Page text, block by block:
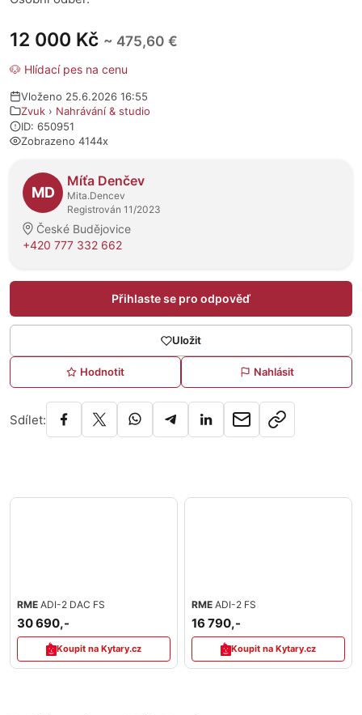
12 000 Kč ~ 475,60 €
🐶 Hlídací pes na cenu
Vloženo 25.6.2026 16:55
Zvuk › Nahrávání & studio
ID: 650951
Zobrazeno 4144x
O prodejci
MD
Míťa Denčev
Mita.Dencev
Registrován 11/2023
České Budějovice
+420 777 332 662
Přihlaste se pro odpověď
Uložit
Hodnotit Nahlásit
Sdílet:
RME ADI-2 DAC FS
30 690,-
Koupit na Kytary.cz
RME ADI-2 FS
16 790,-
Koupit na Kytary.cz